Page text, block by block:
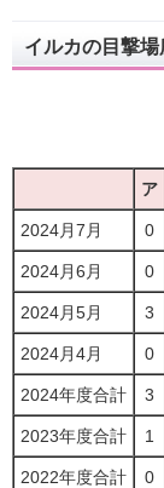
イルカの目撃場
ア
2024月7月 0
2024月6月 0
2024月5月 3
2024月4月 0
2024年度合計 3
2023年度合計 1
2022年度合計 0